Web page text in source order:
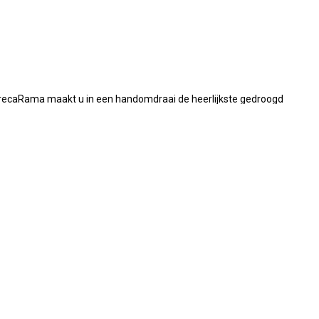
maakt u in een handomdraai de heerlijkste gedroogd